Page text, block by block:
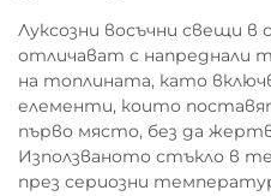
Луксозни восъчни свещи в
отличават с напреднали
на топлината, като
елементи, които
първо място, без да
Използваното стъкло в
през сериозни